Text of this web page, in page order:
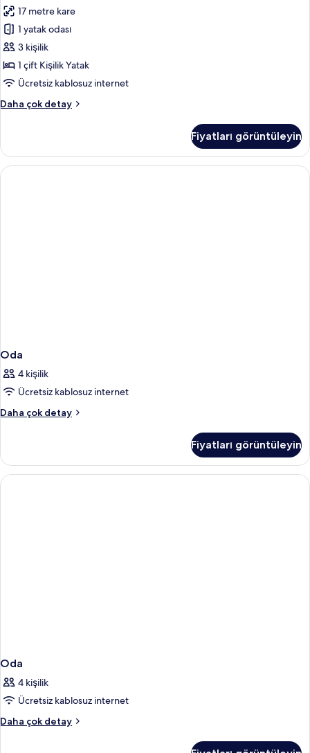
Büyük
Yataklı
Oda
için
tüm
görün
17 metre kare
1 yatak odası
3 kişilik
1 çift Kişilik Yatak
Ücretsiz kablosuz internet
Daha çok detay
Basic
Oda
hakkında
daha
Fiyatları görüntüleyin
Oda
4 kişilik
Ücretsiz kablosuz internet
Daha çok detay
Oda
detay
Fiyatları görüntüleyin
Oda
4 kişilik
Ücretsiz kablosuz internet
Daha çok detay
Oda